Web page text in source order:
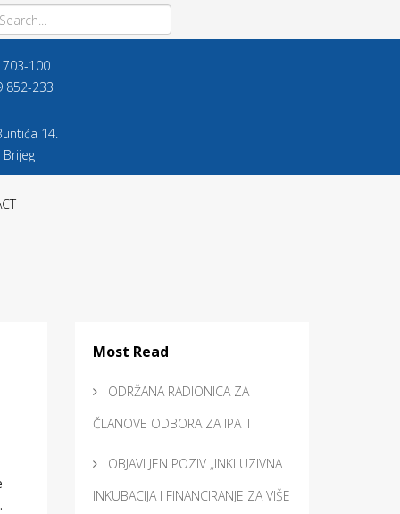
100
852-233
14.
Most Read
ODRŽANA RADIONICA ZA
ČLANOVE ODBORA ZA IPA II
OBJAVLJEN POZIV „INKLUZIVNA
INKUBACIJA I FINANCIRANJE ZA VIŠE